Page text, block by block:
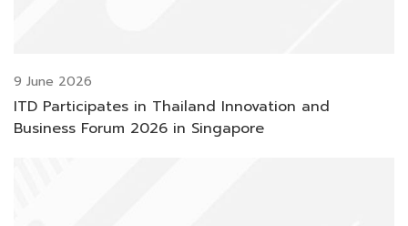
9 June 2026
ITD Participates in Thailand Innovation and
Business Forum 2026 in Singapore